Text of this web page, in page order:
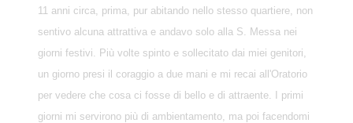
11 anni circa, prima, pur abitando nello stesso quartiere, non
sentivo alcuna attrattiva e andavo solo alla S. Messa nei
giorni festivi. Più volte spinto e sollecitato dai miei genitori,
un giorno presi il coraggio a due mani e mi recai all'Oratorio
per vedere che cosa ci fosse di bello e di attraente. I primi
giorni mi servirono più di ambientamento, ma poi facendomi